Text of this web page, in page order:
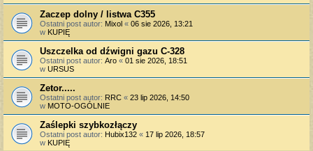
Zaczep dolny / listwa C355
Ostatni post autor: Mixol « 06 sie 2026, 13:21
w KUPIĘ
Uszczelka od dźwigni gazu C-328
Ostatni post autor: Aro « 01 sie 2026, 18:51
w URSUS
Zetor.....
Ostatni post autor: RRC « 23 lip 2026, 14:50
w MOTO-OGÓLNIE
Zaślepki szybkozłączy
Ostatni post autor: Hubix132 « 17 lip 2026, 18:57
w KUPIĘ